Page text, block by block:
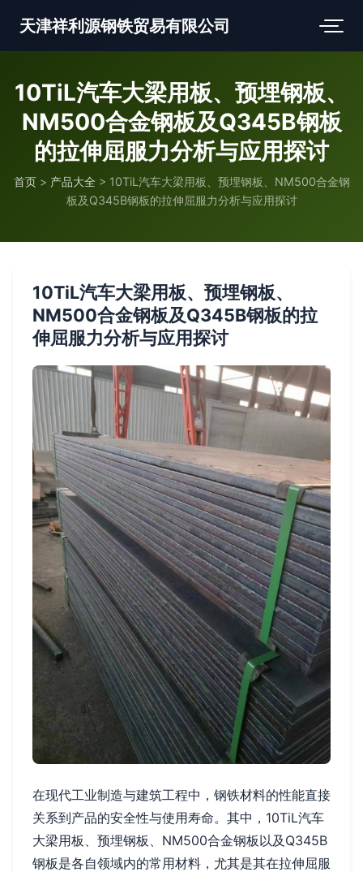
天津祥利源钢铁贸易有限公司
10TiL汽车大梁用板、预埋钢板、
NM500合金钢板及Q345B钢板
的拉伸屈服力分析与应用探讨
首页 > 产品大全 > 10TiL汽车大梁用板、预埋钢板、NM500合金钢
板及Q345B钢板的拉伸屈服力分析与应用探讨
10TiL汽车大梁用板、预埋钢板、
NM500合金钢板及Q345B钢板的拉
伸屈服力分析与应用探讨
在现代工业制造与建筑工程中，钢铁材料的性能直接
关系到产品的安全性与使用寿命。其中，10TiL汽车
大梁用板、预埋钢板、NM500合金钢板以及Q345B
钢板是各自领域内的常用材料，尤其是其在拉伸屈服